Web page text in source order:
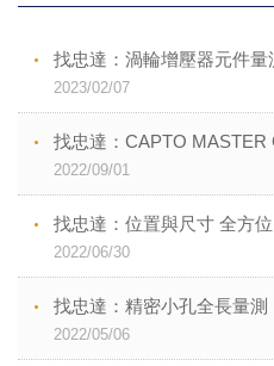
找忠達：渦輪增壓器元件量
2023/02/07
找忠達：CAPTO MASTER
2022/09/01
找忠達：位置與尺寸 全方
2022/06/30
找忠達：精密小孔全長量測
2022/05/06